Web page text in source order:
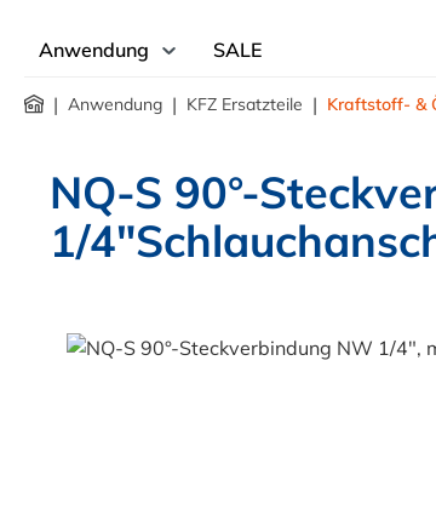
Anwendung SALE
| Anwendung | KFZ Ersatzteile | Kraftstoff- &
NQ-S 90°-
1/
Bildergalerie überspringen